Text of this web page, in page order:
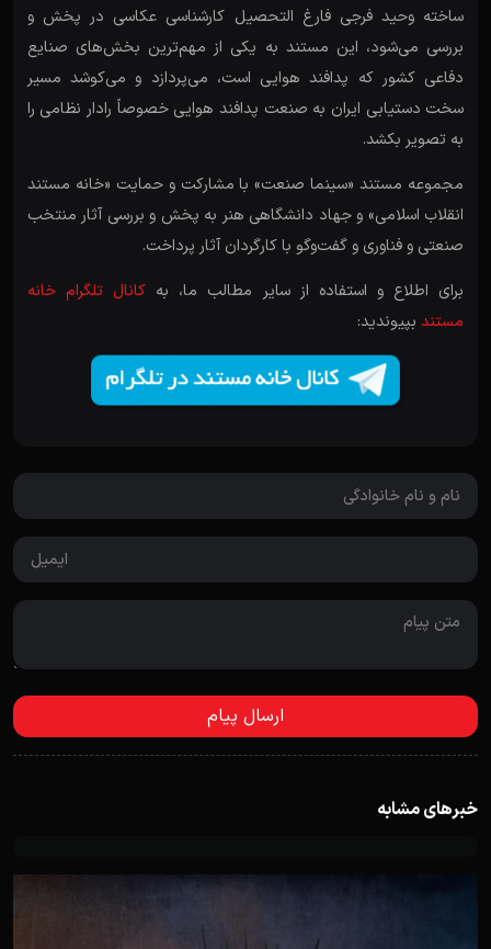
ساخته وحید فرجی فارغ ‌التحصیل کارشناسی عکاسی در پخش و
بررسی می‌شود، این مستند به یکی از مهم‌ترین بخش‌های صنایع
دفاعی کشور که پدافند هوایی است، می‌پردازد و می‌کوشد مسیر
سخت دستیابی ایران به صنعت پدافند هوایی خصوصاً رادار نظامی را
به تصویر بکشد.
مجموعه مستند «سینما صنعت» با مشارکت و حمایت «خانه مستند
انقلاب اسلامی» و جهاد دانشگاهی هنر به پخش و بررسی آثار منتخب
صنعتی و فناوری و گفت‌وگو با کارگردان آثار پرداخت.
برای اطلاع و استفاده از سایر مطالب ما، به کانال تلگرام خانه
مستندبپیوندید:
خبرهای مشابه